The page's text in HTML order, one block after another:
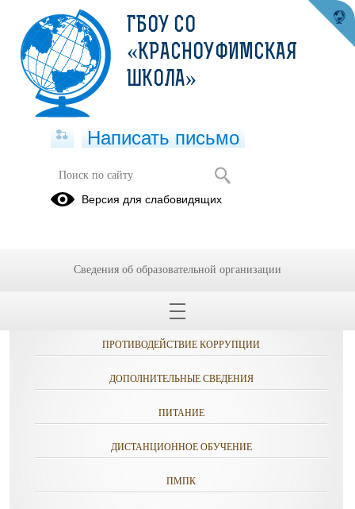
ОБРАЩЕНИЯ ГРАЖДАН
ПРОТИВОДЕЙСТВИЕ КОРРУПЦИИ
ДОПОЛНИТЕЛЬНЫЕ СВЕДЕНИЯ
ПИТАНИЕ
ДИСТАНЦИОННОЕ ОБУЧЕНИЕ
ПМПК
ГБОУ СО
«КРАСНОУФИМСКАЯ
ШКОЛА»
Написать письмо
Версия для слабовидящих
Сведения об образовательной организации